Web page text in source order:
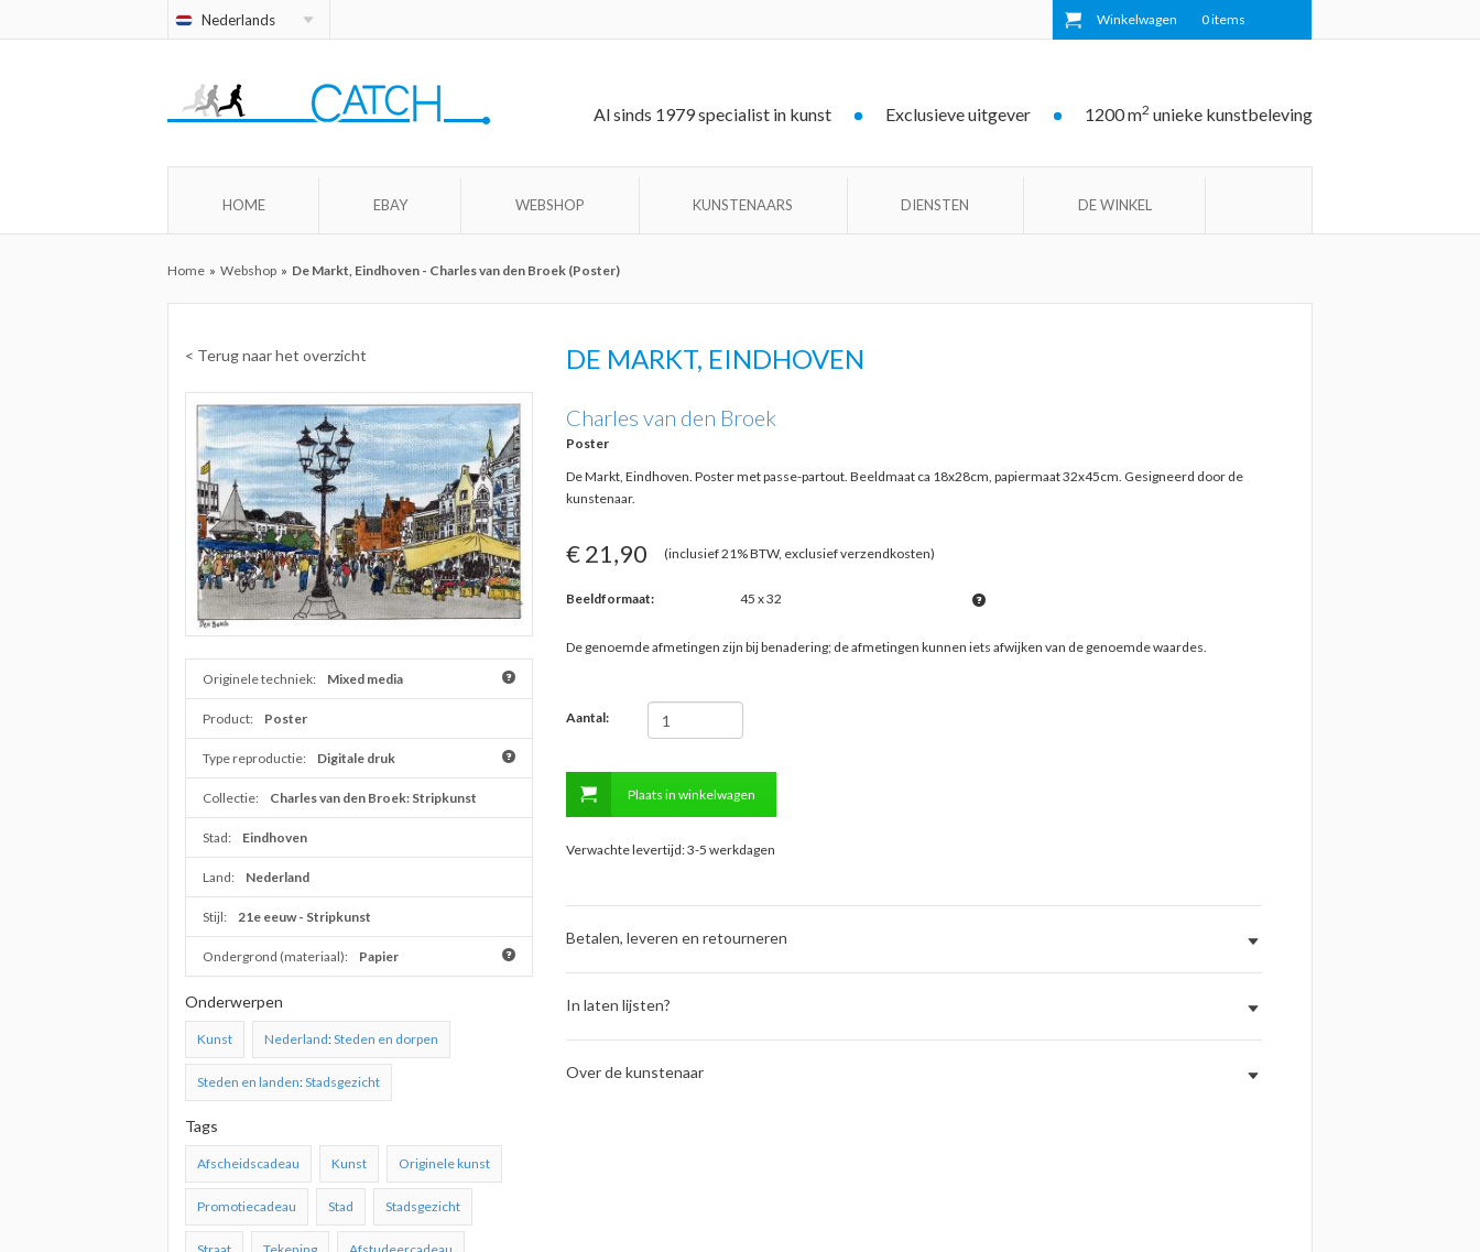
Nederlands Winkelwagen 0items
1200 m2 unieke kunstbeleving
Exclusieve uitgever
Al sinds 1979 specialist in kunst
HOME EBAY WEBSHOP KUNSTENAARS DIENSTEN DE WINKEL
Home » Webshop » De Markt, Eindhoven - Charles van den Broek (Poster)
< Terug naar het overzicht
Originele techniek: Mixed media
Product: Poster
Type reproductie: Digitale druk
Collectie: Charles van den Broek: Stripkunst
Stad: Eindhoven
Land: Nederland
Stijl: 21e eeuw - Stripkunst
Ondergrond (materiaal): Papier
Onderwerpen
Kunst Nederland:Steden en dorpen
Steden en landen:Stadsgezicht
Tags
Afscheidscadeau Kunst Originele kunst
Promotiecadeau Stad Stadsgezicht
DE MARKT, EINDHOVEN
Charles van den Broek
Poster
De Markt, Eindhoven. Poster met passe-partout. Beeldmaat ca 18x28cm, papiermaat 32x45cm. Gesigneerd door de
kunstenaar.
€ 21,90 (inclusief 21% BTW, exclusief verzendkosten)
Beeldformaat: 45 x 32
De genoemde afmetingen zijn bij benadering; de afmetingen kunnen iets afwijken van de genoemde waardes.
Aantal:
Plaats in winkelwagen
Verwachte levertijd: 3-5 werkdagen
Betalen, leveren en retourneren
In laten lijsten?
Over de kunstenaar